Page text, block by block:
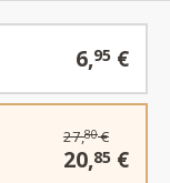
6,95 €
27,80€
20,85 €